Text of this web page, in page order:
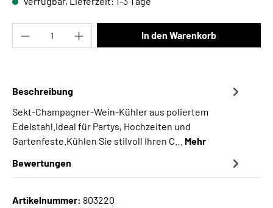
Produkt Anzahl: Gib den gewünschten
In den Warenkorb
Beschreibung
Sekt-Champagner-Wein-Kühler aus poliertem
Edelstahl.Ideal für Partys, Hochzeiten und
Gartenfeste.Kühlen Sie stilvoll Ihren C… Mehr
Bewertungen
Artikelnummer: 803220